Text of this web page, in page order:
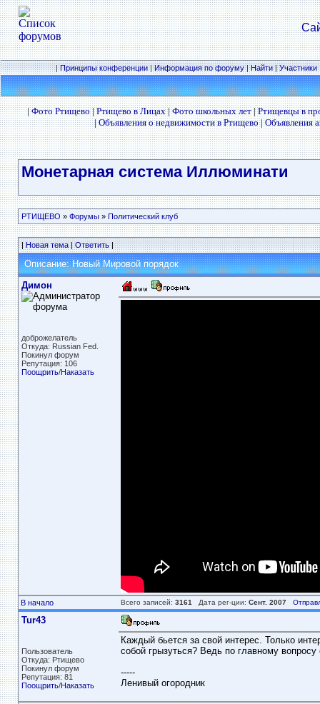
|Принципы конференции|Информация по форуму|Найти|Участники
|Фото Ртищево|Ртищево в Лицах|Фото школьных лет|Ртищевцы в
|Объявления о недвижимости в Ртищево|Объявления
Монетарная система Иллюминати
РТИЩЕВО » Форумы» Политический клуб
|Новая тема|Ответить|
Описание: Новый Мировой порядок
Димон
доброжелатель
Откуда: Russian Fed.
Покинул форум
Репутация: 106
Поощрить/Наказать
В начало Всего записей: 3161 Дата рег-ции: Сент. 2007
Tur43
Пользователь
Откуда: Ртищево
Покинул форум
Репутация: 81
Поощрить/Наказать
Каждый бьется за свой интерес. Только
собой грызуться? Ведь по главному
-----
Ленивый огородник